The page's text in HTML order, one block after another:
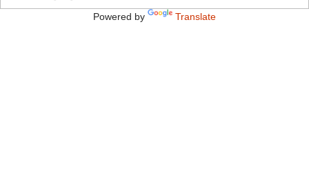
Powered by Translate